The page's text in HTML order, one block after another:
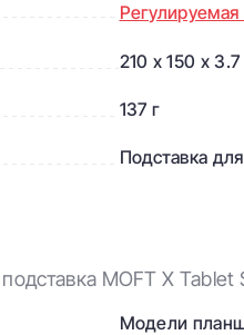
Регулируемая
210 x 150 x
137 г
Подставка
MOFT X
Модели